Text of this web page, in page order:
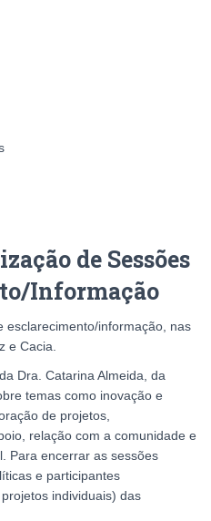
de Sessões
Informação
esclarecimento/informação, nas
e Cacia.
Dra. Catarina Almeida, da
temas como inovação e
de projetos,
relação com a comunidade e
Para encerrar as sessões
e participantes
individuais) das